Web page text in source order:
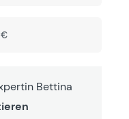
€
Bettina